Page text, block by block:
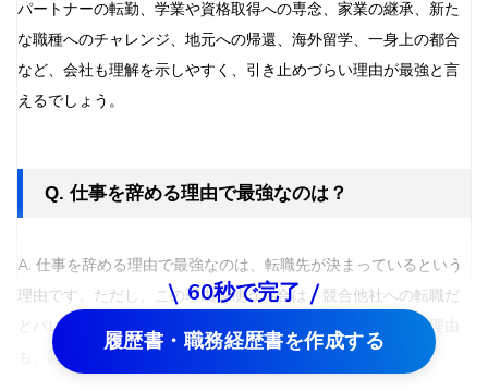
パートナーの転勤、学業や資格取得への専念、家業の継承、新た
な職種へのチャレンジ、地元への帰還、海外留学、一身上の都合
など、会社も理解を示しやすく、引き止めづらい理由が最強と言
えるでしょう。
Q. 仕事を辞める理由で最強なのは？
A. 仕事を辞める理由で最強なのは、転職先が決まっているという
理由です。ただし、この理由を使う場合は、競合他社への転職だ
とバレないよう注意が必要です。また、一身上の都合という理由
も、詳細を語らずに済むため、最強の部類に入ります。
60秒で完了
履歴書・職務経歴書を作成する